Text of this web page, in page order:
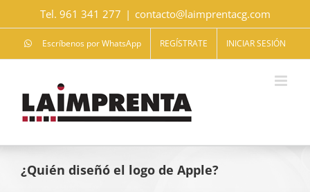
Tel. 961 341 277 | contacto@laimprentacg.com
Escríbenos por WhatsApp REGÍSTRATE INICIAR SESIÓN
¿Quién diseñó el logo de Apple?